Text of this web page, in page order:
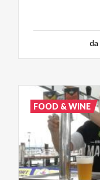
da
FOOD & WINE